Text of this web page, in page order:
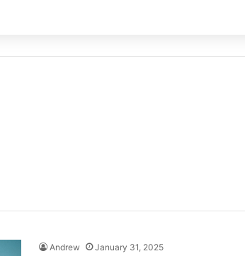
Andrew January 31, 2025